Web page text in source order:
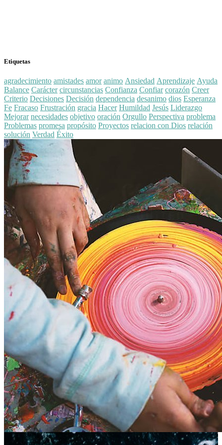
Etiquetas
agradecimiento amistades amor animo Ansiedad Aprendizaje Ayuda
Balance Carácter circunstancias Confianza Confiar corazón Creer
Criterio Decisiones Decisión dependencia desanimo dios Esperanza
Fe Fracaso Frustración gracia Hacer Humildad Jesús Liderazgo
Mejorar necesidades objetivo oración Orgullo Perspectiva problema
Problemas promesa propósito Proyectos relacion con Dios relación
solución Verdad Éxito